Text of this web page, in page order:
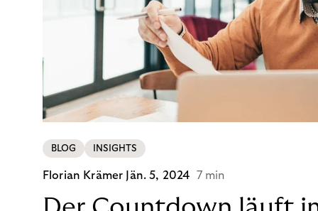
BLOG INSIGHTS
Florian Krämer Jän. 5, 2024 7 min